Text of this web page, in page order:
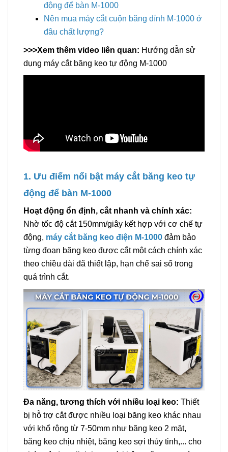
động để bàn M-1000
Nên mua máy cắt cuộn băng dính M-1000 ở
đâu chất lượng?
>>>Xem thêm video liên quan: Hướng dẫn sử
dụng máy cắt băng keo tự động M-1000
1. Ưu điểm nổi bật máy cắt băng keo tự
động để bàn M-1000
Hoạt động ổn định, cắt nhanh và chính xác:
Nhờ tốc độ cắt 150mm/giây kết hợp với cơ chế tự
động, máy cắt băng keo điện M-1000 đảm bảo
từng đoạn băng keo được cắt một cách chính xác
theo chiều dài đã thiết lập, hạn chế sai số trong
quá trình cắt.
Đa năng, tương thích với nhiều loại keo: Thiết
bị hỗ trợ cắt được nhiều loại băng keo khác nhau
với khổ rộng từ 7-50mm như băng keo 2 mặt,
băng keo chịu nhiệt, băng keo sợi thủy tinh,... cho